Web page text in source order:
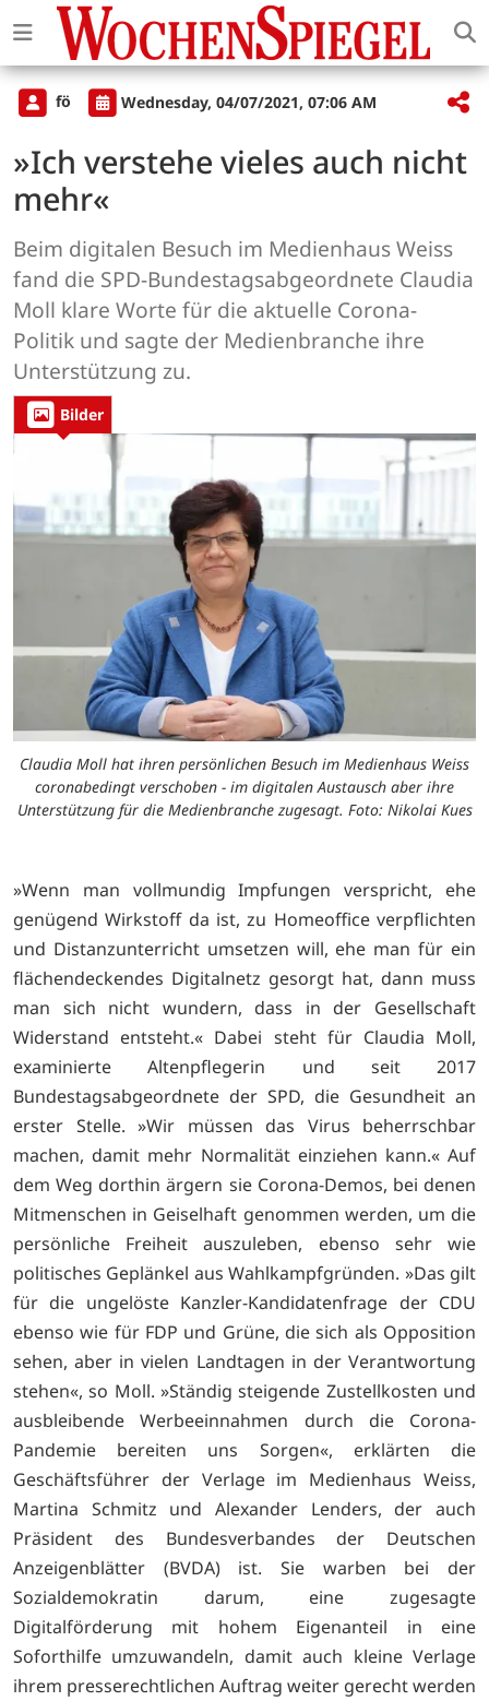
fö Wednesday, 04/07/2021, 07:06 AM
»Ich verstehe vieles auch nicht
mehr«
Beim digitalen Besuch im Medienhaus Weiss
fand die SPD-Bundestagsabgeordnete Claudia
Moll klare Worte für die aktuelle Corona-
Politik und sagte der Medienbranche ihre
Unterstützung zu.
Bilder
Claudia Moll hat ihren persönlichen Besuch im Medienhaus Weiss
coronabedingt verschoben - im digitalen Austausch aber ihre
Unterstützung für die Medienbranche zugesagt. Foto: Nikolai Kues
»Wenn man vollmundig Impfungen verspricht, ehe
genügend Wirkstoff da ist, zu Homeoffice verpflichten
und Distanzunterricht umsetzen will, ehe man für ein
flächendeckendes Digitalnetz gesorgt hat, dann muss
man sich nicht wundern, dass in der Gesellschaft
Widerstand entsteht.« Dabei steht für Claudia Moll,
examinierte Altenpflegerin und seit 2017
Bundestagsabgeordnete der SPD, die Gesundheit an
erster Stelle. »Wir müssen das Virus beherrschbar
machen, damit mehr Normalität einziehen kann.« Auf
dem Weg dorthin ärgern sie Corona-Demos, bei denen
Mitmenschen in Geiselhaft genommen werden, um die
persönliche Freiheit auszuleben, ebenso sehr wie
politisches Geplänkel aus Wahlkampfgründen. »Das gilt
für die ungelöste Kanzler-Kandidatenfrage der CDU
ebenso wie für FDP und Grüne, die sich als Opposition
sehen, aber in vielen Landtagen in der Verantwortung
stehen«, so Moll. »Ständig steigende Zustellkosten und
ausbleibende Werbeeinnahmen durch die Corona-
Pandemie bereiten uns Sorgen«, erklärten die
Geschäftsführer der Verlage im Medienhaus Weiss,
Martina Schmitz und Alexander Lenders, der auch
Präsident des Bundesverbandes der Deutschen
Anzeigenblätter (BVDA) ist. Sie warben bei der
Sozialdemokratin darum, eine zugesagte
Digitalförderung mit hohem Eigenanteil in eine
Soforthilfe umzuwandeln, damit auch kleine Verlage
ihrem presserechtlichen Auftrag weiter gerecht werden